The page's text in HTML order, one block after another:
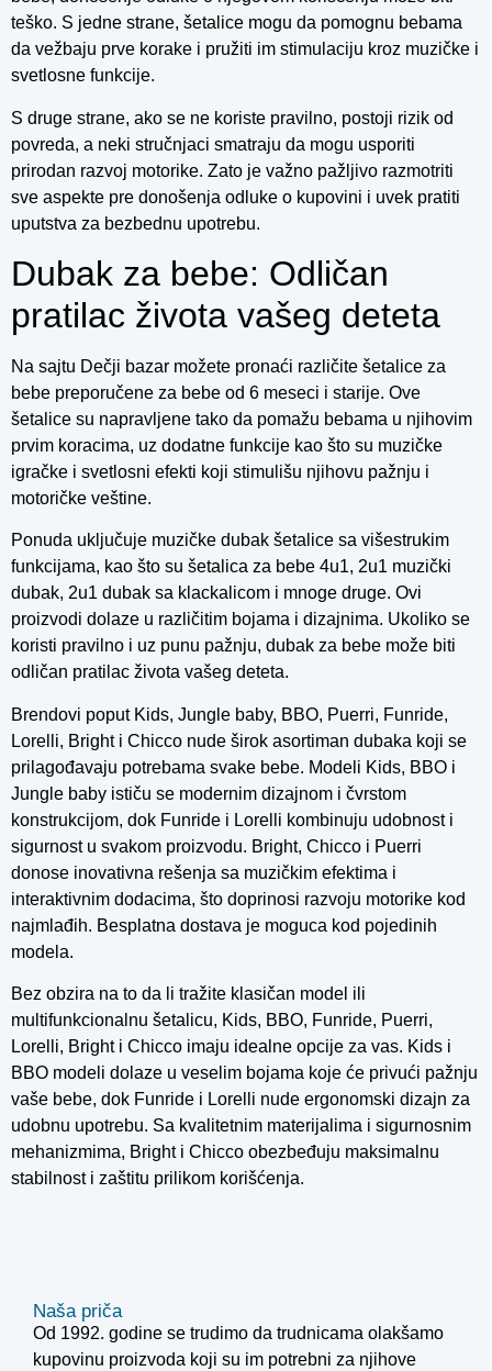
teško. S jedne strane, šetalice mogu da pomognu bebama
da vežbaju prve korake i pružiti im stimulaciju kroz muzičke i
svetlosne funkcije.
S druge strane, ako se ne koriste pravilno, postoji rizik od
povreda, a neki stručnjaci smatraju da mogu usporiti
prirodan razvoj motorike. Zato je važno pažljivo razmotriti
sve aspekte pre donošenja odluke o kupovini i uvek pratiti
uputstva za bezbednu upotrebu.
Dubak za bebe: Odličan
pratilac života vašeg deteta
Na sajtu Dečji bazar možete pronaći različite šetalice za
bebe preporučene za bebe od 6 meseci i starije. Ove
šetalice su napravljene tako da pomažu bebama u njihovim
prvim koracima, uz dodatne funkcije kao što su muzičke
igračke i svetlosni efekti koji stimulišu njihovu pažnju i
motoričke veštine.
Ponuda uključuje muzičke dubak šetalice sa višestrukim
funkcijama, kao što su šetalica za bebe 4u1, 2u1 muzički
dubak, 2u1 dubak sa klackalicom i mnoge druge. Ovi
proizvodi dolaze u različitim bojama i dizajnima. Ukoliko se
koristi pravilno i uz punu pažnju, dubak za bebe može biti
odličan pratilac života vašeg deteta.
Brendovi poput Kids, Jungle baby, BBO, Puerri, Funride,
Lorelli, Bright i Chicco nude širok asortiman dubaka koji se
prilagođavaju potrebama svake bebe. Modeli Kids, BBO i
Jungle baby ističu se modernim dizajnom i čvrstom
konstrukcijom, dok Funride i Lorelli kombinuju udobnost i
sigurnost u svakom proizvodu. Bright, Chicco i Puerri
donose inovativna rešenja sa muzičkim efektima i
interaktivnim dodacima, što doprinosi razvoju motorike kod
najmlađih. Besplatna dostava je moguca kod pojedinih
modela.
Bez obzira na to da li tražite klasičan model ili
multifunkcionalnu šetalicu, Kids, BBO, Funride, Puerri,
Lorelli, Bright i Chicco imaju idealne opcije za vas. Kids i
BBO modeli dolaze u veselim bojama koje će privući pažnju
vaše bebe, dok Funride i Lorelli nude ergonomski dizajn za
udobnu upotrebu. Sa kvalitetnim materijalima i sigurnosnim
mehanizmima, Bright i Chicco obezbeđuju maksimalnu
stabilnost i zaštitu prilikom korišćenja.
Naša priča
Od 1992. godine se trudimo da trudnicama olakšamo
kupovinu proizvoda koji su im potrebni za njihove